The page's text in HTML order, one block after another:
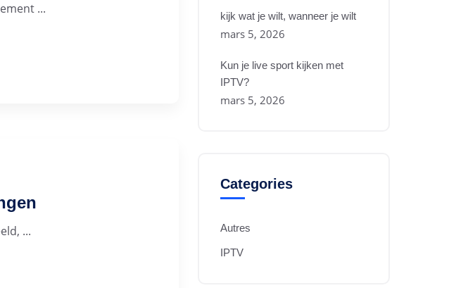
...
...
kijk wat je wilt, wanneer je wilt
mars 5, 2026
Kun je live sport kijken met
IPTV?
mars 5, 2026
Categories
Autres
IPTV